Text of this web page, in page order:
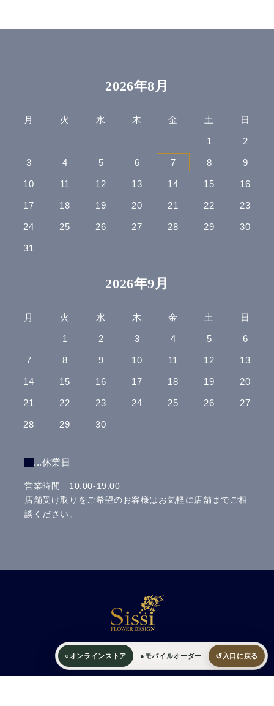
○ オンラインストア ●モバイルオーダー ↺ 入口に戻る
2026年8月
月 火 水 木 金 土 日
1 2
3 4 5 6 7 8 9
10 11 12 13 14 15 16
17 18 19 20 21 22 23
24 25 26 27 28 29 30
31
2026年9月
月 火 水 木 金 土 日
1 2 3 4 5 6
7 8 9 10 11 12 13
14 15 16 17 18 19 20
21 22 23 24 25 26 27
28 29 30
...休業日
営業時間 10:00-19:00
店舗受け取りをご希望のお客様はお気軽に店舗までご相
談ください。